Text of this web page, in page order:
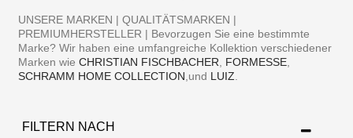
UNSERE MARKEN | QUALITÄTSMARKEN |
PREMIUMHERSTELLER | Bevorzugen Sie eine bestimmte
Marke? Wir haben eine umfangreiche Kollektion verschiedener
Marken wieCHRISTIAN FISCHBACHER FORMESSE
SCHRAMM HOME COLLECTION ,und LUIZ
FILTERN NACH